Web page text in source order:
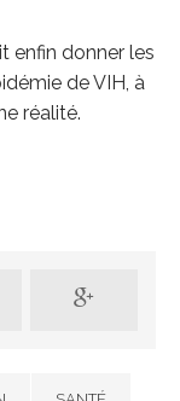
enfin donner les
de VIH, à
réalité.